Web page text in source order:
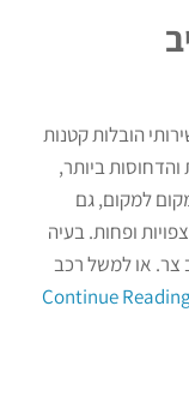
הובלות קטנות
ביותר,
למקום, גם
ופחות. בעיה
או למשל רכב
Continue